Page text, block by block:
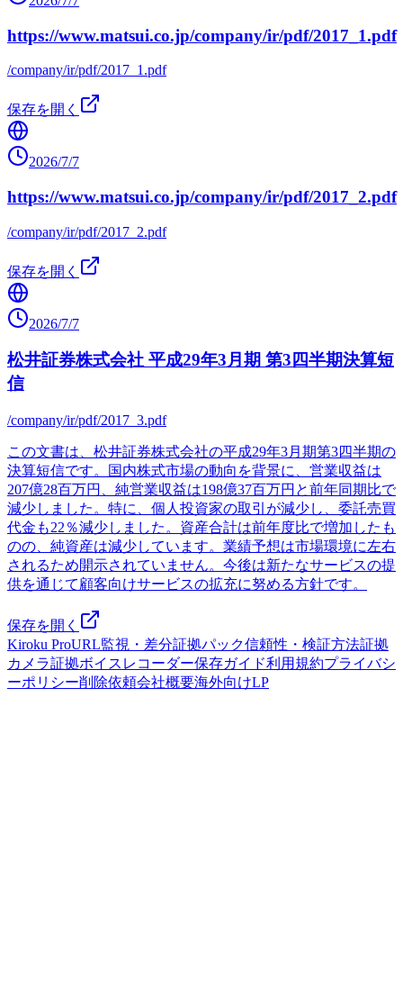
https://www.matsui.co.jp/company/ir/pdf/2017_1.pdf
/company/ir/pdf/2017_1.pdf
保存を開く
2026/7/7
https://www.matsui.co.jp/company/ir/pdf/2017_2.pdf
/company/ir/pdf/2017_2.pdf
保存を開く
2026/7/7
松井証券株式会社 平成29年3月期 第3四半期決算短
信
/company/ir/pdf/2017_3.pdf
この文書は、松井証券株式会社の平成29年3月期第3四半期の
決算短信です。国内株式市場の動向を背景に、営業収益は
207億28百万円、純営業収益は198億37百万円と前年同期比で
減少しました。特に、個人投資家の取引が減少し、委託売買
代金も22％減少しました。資産合計は前年度比で増加したも
のの、純資産は減少しています。業績予想は市場環境に左右
されるため開示されていません。今後は新たなサービスの提
供を通じて顧客向けサービスの拡充に努める方針です。
保存を開く
Kiroku ProURL監視・差分証拠パック信頼性・検証方法証拠
カメラ証拠ボイスレコーダー保存ガイド利用規約プライバシ
ーポリシー削除依頼会社概要海外向けLP